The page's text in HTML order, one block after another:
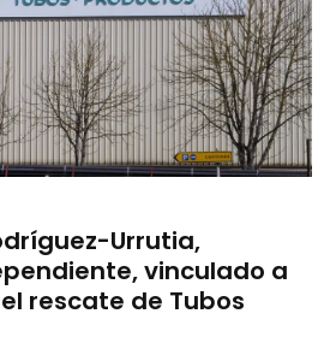
Urrutia,
vinculado a
rescate de Tubos